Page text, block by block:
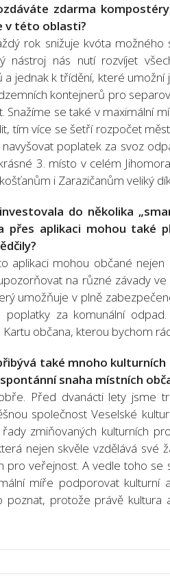
zdarma
v této oblasti?
rok snižuje kvóta možného
nástroj nás nutí rozvíjet
jednak k třídění, které umožní
kontejnerů pro
Snažíme se také v maximální
tím více se šetří rozpočet
poplatek za svoz
3. místo v celém
i Zarazičanům veliký
do několika
přes aplikaci mohou také
aplikaci mohou občané
na různé závady
umožňuje v plně
za komunální
občana, kterou bychom
také mnoho
snaha místních
Před dvanácti lety jsme
společnost Veselské
zmiňovaných kulturních
nejen skvěle vzdělává své
pro veřejnost. A vedle toho
míře podporovat kulturní
poznat, protože právě